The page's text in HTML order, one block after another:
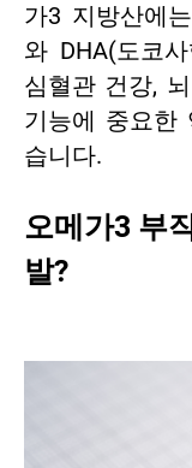
가3 지방산에
와 DHA(도코
심혈관 건강,
기능에 중요한
습니다.
오메가3 부
발?